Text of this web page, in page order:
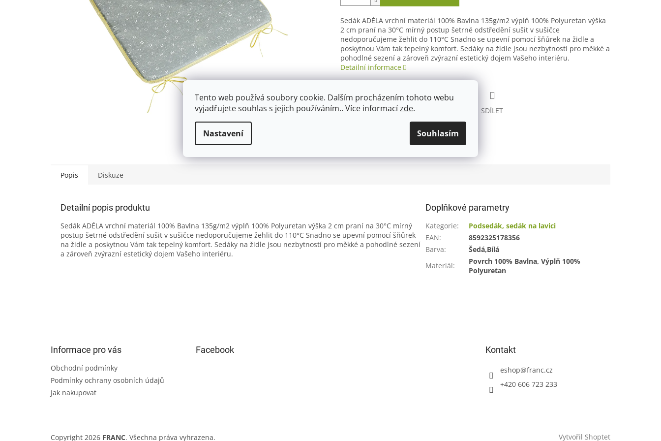
Tento web používá soubory cookie. Dalším procházením tohoto webu
vyjadřujete souhlas s jejich používáním.. Více informacízde.
Nastavení Souhlasím
Sedák ADÉLA vrchní materiál 100% Bavlna 135g/m2 výplň 100% Polyuretan výška
2 cm praní na 30°C mírný postup šetrné odstředění sušit v sušičce
nedoporučujeme žehlit do 110°C Snadno se upevní pomocí šňůrek na židle a
poskytnou Vám tak tepelný komfort. Sedáky na židle jsou nezbytností pro měkké a
pohodlné sezení a zároveň zvýrazní estetický dojem Vašeho interiéru.
Detailní informace
TISK ZEPTAT SE SDÍLET
Popis Diskuze
Detailní popis produktu
Sedák ADÉLA vrchní materiál 100% Bavlna 135g/m2 výplň 100% Polyuretan výška 2 cm praní na 30°C mírný
postup šetrné odstředění sušit v sušičce nedoporučujeme žehlit do 110°C Snadno se upevní pomocí šňůrek
na židle a poskytnou Vám tak tepelný komfort. Sedáky na židle jsou nezbytností pro měkké a pohodlné sezení
a zároveň zvýrazní estetický dojem Vašeho interiéru.
Doplňkové parametry
Kategorie:
Podsedák, sedák na lavici
EAN:
8592325178356
Barva:
Šedá,Bílá
Materiál:
Povrch 100% Bavlna, Výplň 100%
Polyuretan
Informace pro vás
Obchodní podmínky
Podmínky ochrany osobních údajů
Jak nakupovat
Facebook Kontakt
eshop@franc.cz
+420 606 723 233
Vytvořil Shoptet
Copyright 2026 FRANC. Všechna práva vyhrazena.